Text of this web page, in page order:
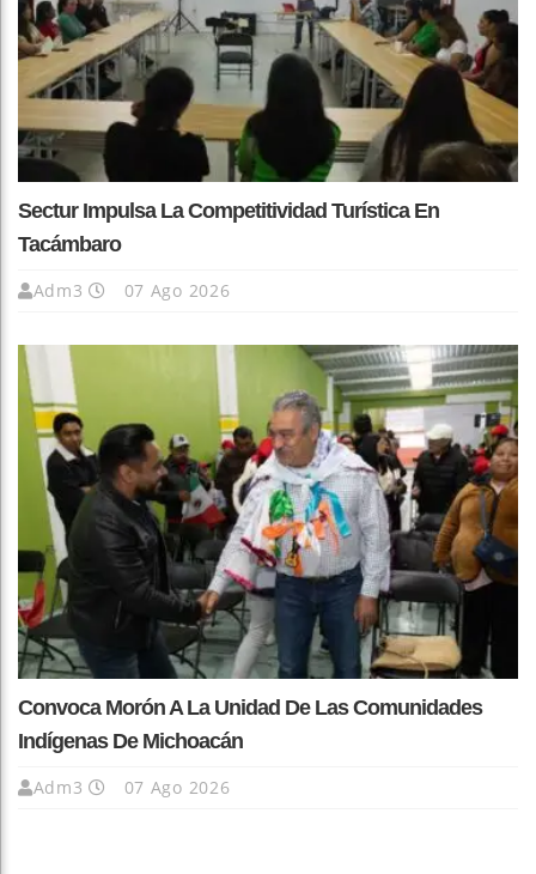
Sectur Impulsa La Competitividad Turística En
Tacámbaro
Adm3 07 Ago 2026
Convoca Morón A La Unidad De Las Comunidades
Indígenas De Michoacán
Adm3 07 Ago 2026